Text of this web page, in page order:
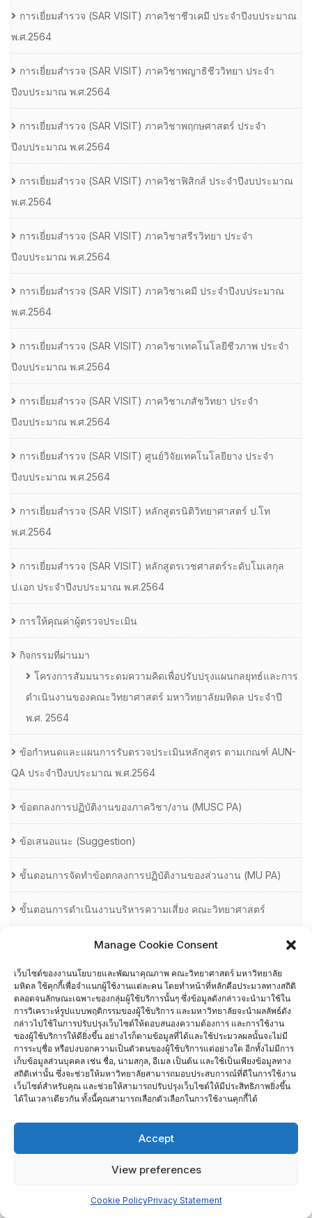
Manage Cookie Consent
เว็บไซต์ของงานนโยบายและพัฒนาคุณภาพ คณะวิทยาศาสตร์ มหาวิทยาลัย
มหิดล ใช้คุกกี้เพื่อจำแนกผู้ใช้งานแต่ละคน โดยทำหน้าที่หลักคือประมวลทางสถิติ
ตลอดจนลักษณะเฉพาะของกลุ่มผู้ใช้บริการนั้นๆ ซึ่งข้อมูลดังกล่าวจะนำมาใช้ใน
การวิเคราะห์รูปแบบพฤติกรรมของผู้ใช้บริการ และมหาวิทยาลัยจะนำผลลัพธ์ดัง
กล่าวไปใช้ในการปรับปรุงเว็บไซต์ให้ตอบสนองความต้องการ และการใช้งาน
ของผู้ใช้บริการให้ดียิ่งขึ้น อย่างไรก็ตามข้อมูลที่ได้และใช้ประมวลผลนั้นจะไม่มี
การระบุชื่อ หรือบ่งบอกความเป็นตัวตนของผู้ใช้บริการแต่อย่างใด อีกทั้งไม่มีการ
เก็บข้อมูลส่วนบุคคล เช่น ชื่อ, นามสกุล, อีเมล เป็นต้น และใช้เป็นเพียงข้อมูลทาง
สถิติเท่านั้น ซึ่งจะช่วยให้มหาวิทยาลัยสามารถมอบประสบการณ์ที่ดีในการใช้งาน
เว็บไซต์สำหรับคุณ และช่วยให้สามารถปรับปรุงเว็บไซต์ให้มีประสิทธิภาพยิ่งขึ้น
ได้ในเวลาเดียวกัน ทั้งนี้คุณสามารถเลือกตัวเลือกในการใช้งานคุกกี้ได้
Accept
View preferences
Cookie PolicyPrivacy Statement
การเยี่ยมสํารวจ (SAR VISIT) ภาควิชาชีวเคมี ประจําปีงบประมาณ
พ.ศ.2564
การเยี่ยมสํารวจ (SAR VISIT) ภาควิชาพญาธิชีววิทยา ประจํา
ปีงบประมาณ พ.ศ.2564
การเยี่ยมสํารวจ (SAR VISIT) ภาควิชาพฤกษศาสตร์ ประจํา
ปีงบประมาณ พ.ศ.2564
การเยี่ยมสํารวจ (SAR VISIT) ภาควิชาฟิสิกส์ ประจําปีงบประมาณ
พ.ศ.2564
การเยี่ยมสํารวจ (SAR VISIT) ภาควิชาสรีรวิทยา ประจํา
ปีงบประมาณ พ.ศ.2564
การเยี่ยมสํารวจ (SAR VISIT) ภาควิชาเคมี ประจําปีงบประมาณ
พ.ศ.2564
การเยี่ยมสํารวจ (SAR VISIT) ภาควิชาเทคโนโลยีชีวภาพ ประจํา
ปีงบประมาณ พ.ศ.2564
การเยี่ยมสํารวจ (SAR VISIT) ภาควิชาเภสัชวิทยา ประจํา
ปีงบประมาณ พ.ศ.2564
การเยี่ยมสํารวจ (SAR VISIT) ศูนย์วิจัยเทคโนโลยียาง ประจํา
ปีงบประมาณ พ.ศ.2564
การเยี่ยมสํารวจ (SAR VISIT) หลักสูตรนิติวิทยาศาสตร์ ป.โท
พ.ศ.2564
การเยี่ยมสํารวจ (SAR VISIT) หลักสูตรเวชศาสตร์ระดับโมเลกุล
ป.เอก ประจําปีงบประมาณ พ.ศ.2564
การให้คุณค่าผู้ตรวจประเมิน
กิจกรรมที่ผ่านมา
โครงการสัมมนาระดมความคิดเพื่อปรับปรุงแผนกลยุทธ์และการ
ดำเนินงานของคณะวิทยาศาสตร์ มหาวิทยาลัยมหิดล ประจำปี
พ.ศ. 2564
ข้อกำหนดและแผนการรับตรวจประเมินหลักสูตร ตามเกณฑ์ AUN-
QA ประจำปีงบประมาณ พ.ศ.2564
ข้อตกลงการปฏิบัติงานของภาควิชา/งาน (MUSC PA)
ข้อเสนอแนะ (Suggestion)
ขั้นตอนการจัดทำข้อตกลงการปฏิบัติงานของส่วนงาน (MU PA)
ขั้นตอนการดำเนินงานบริหารความเสี่ยง คณะวิทยาศาสตร์
วิทยาศาสตร์ มหาวิทยาลัยมหิดล
ขั้นตอนการเยี่ยมสำรวจภาควิชา และหลักสูตร (SAR Visit) คณะ
วิทยาศาสตร์ มหาวิทยาลัยมหิดล ปีงบประมาณ 2565
ข่าวกิจกรรม ปี 2558
ข่าวกิจกรรม ปี 2559